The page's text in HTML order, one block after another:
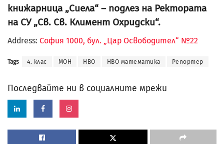
книжарница „Сиела“ – подлез на Ректората
на СУ „Св. Св. Климент Охридски“.
Address: София 1000, бул. „Цар Освободител“ №22
Tags 4. клас МОН НВО НВО математика Репортер
Последвайте ни в социалните мрежи